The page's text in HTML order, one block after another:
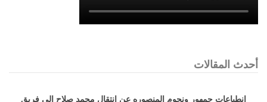
أحدث المقالات
انطباعات جمهور ونجوم المنصوره عن انتقال محمد صلاح الي فريق